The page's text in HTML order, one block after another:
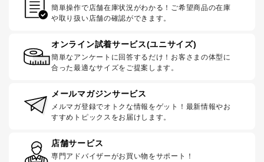
簡単操作で店舗在庫状況がわかる！ご希望商品の在庫
や取り扱い店舗の確認ができます。
オンライン試着サービス(ユニサイズ)
簡単なアンケートに回答するだけ！お客さまの体型に
合った最適なサイズをご提案します。
メールマガジンサービス
メルマガ登録でオトクな情報をゲット！最新情報やお
すすめトピックスをお届けします。
店舗サービス
専門アドバイザーがお買い物をサポート！